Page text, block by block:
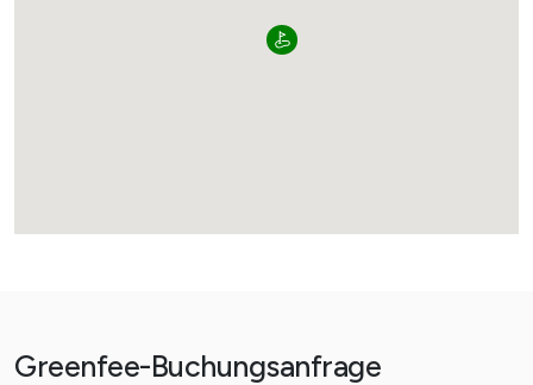
Greenfee-Buchungsanfrage